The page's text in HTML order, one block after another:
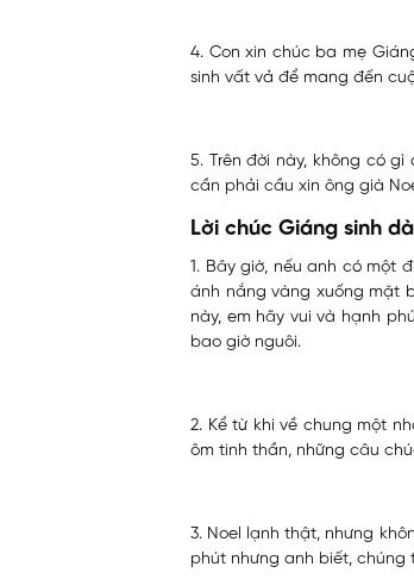
4. Con xin chúc ba mẹ
sinh vất vả để mang đến
5. Trên đời này, không có
cần phải cầu xin ông già
Lời chúc Giáng sinh
1. Bây giờ, nếu anh có một
ánh nắng vàng xuống mặt
này, em hãy vui và hạnh
bao giờ nguôi.
2. Kể từ khi về chung một
ôm tinh thần, những câu
3. Noel lạnh thật, nhưng
phút nhưng anh biết, chúng